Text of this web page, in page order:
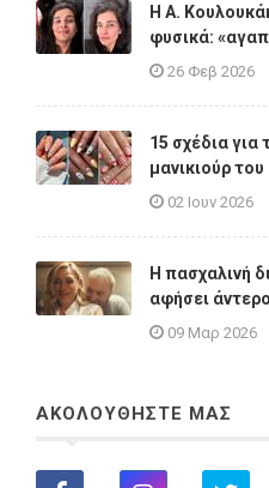
Η A.
φυσικά:
26 Φεβ 2026
15 σχέδια για
μανικιούρ του
02 Ιουν 2026
Η πασχαλινή
αφήσει
09 Μαρ 2026
ΑΚΟΛΟΥΘΗΣΤΕ ΜΑΣ